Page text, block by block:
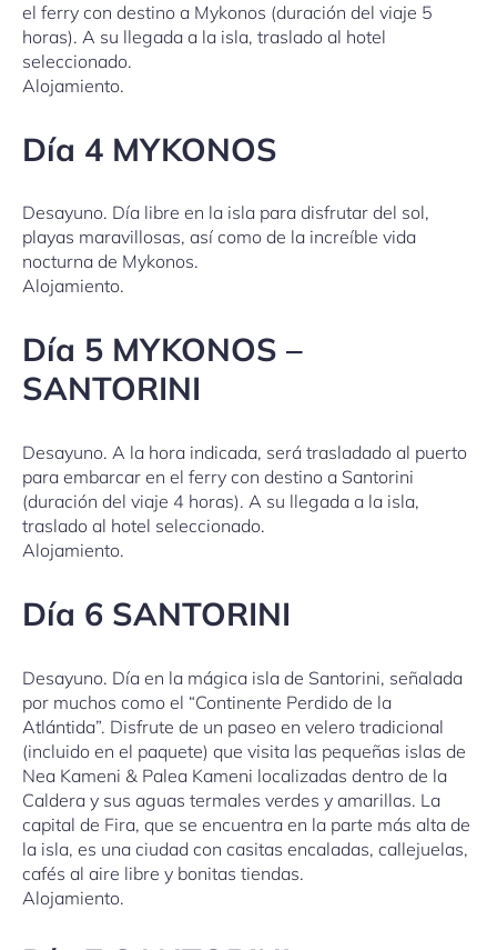
el ferry con destino a Mykonos (duración del viaje 5
horas). A su llegada a la isla, traslado al hotel
seleccionado.
Alojamiento.
Día 4 MYKONOS
Desayuno. Día libre en la isla para disfrutar del sol,
playas maravillosas, así como de la increíble vida
nocturna de Mykonos.
Alojamiento.
Día 5 MYKONOS –
SANTORINI
Desayuno. A la hora indicada, será trasladado al puerto
para embarcar en el ferry con destino a Santorini
(duración del viaje 4 horas). A su llegada a la isla,
traslado al hotel seleccionado.
Alojamiento.
Día 6 SANTORINI
Desayuno. Día en la mágica isla de Santorini, señalada
por muchos como el “Continente Perdido de la
Atlántida”. Disfrute de un paseo en velero tradicional
(incluido en el paquete) que visita las pequeñas islas de
Nea Kameni & Palea Kameni localizadas dentro de la
Caldera y sus aguas termales verdes y amarillas. La
capital de Fira, que se encuentra en la parte más alta de
la isla, es una ciudad con casitas encaladas, callejuelas,
cafés al aire libre y bonitas tiendas.
Alojamiento.